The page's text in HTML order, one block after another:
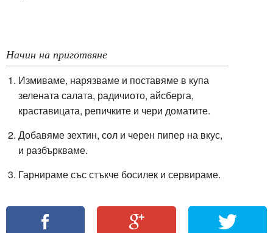
Начин на приготвяне
Измиваме, нарязваме и поставяме в купа
зелената салата, радичиото, айсберга,
краставицата, репичките и чери доматите.
Добавяме зехтин, сол и черен пипер на вкус,
и разбъркваме.
Гарнираме със стъкче босилек и сервираме.